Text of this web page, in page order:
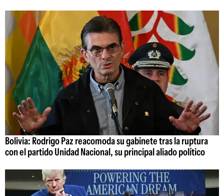
Bolivia: Rodrigo Paz reacomoda su gabinete tras la ruptura
con el partido Unidad Nacional, su principal aliado político